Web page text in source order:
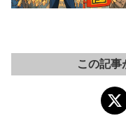
この記事